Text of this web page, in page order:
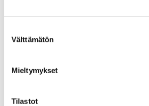
valinta
Välttämätön
Mieltymykset
Tilastot
Varastossa
arkipäivää